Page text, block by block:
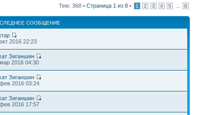
Тем: 368 • Страница 1 из 8 • 1 2 3 4 5 8
СООБЩЕНИЕ
2016 22:23
Зиганшин
2016 04:30
Зиганшин
2016 03:24
Зиганшин
2016 17:57